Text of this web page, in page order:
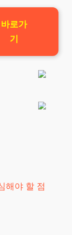
바로가
기
해야 할 점